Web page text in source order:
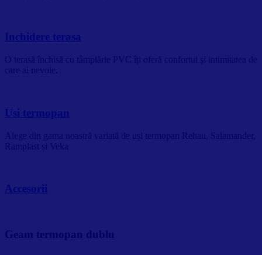
Inchidere terasa
O terasă închisă cu tâmplărie PVC îți oferă confortul și intimitatea de
care ai nevoie.
Usi termopan
Alege din gama noastră variată de uși termopan Rehau, Salamander,
Ramplast și Veka
Accesorii
Geam termopan dublu